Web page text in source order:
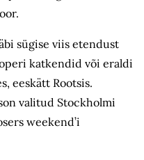
sügise viis etendust
katkendid või eraldi
eeskätt Rootsis.
valitud Stockholmi
weekend’i